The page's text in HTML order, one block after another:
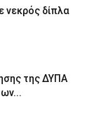
νεκρός δίπλα
της ΔΥΠΑ